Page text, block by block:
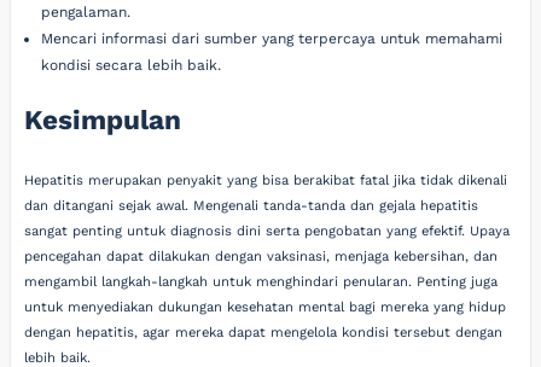
pengalaman.
Mencari informasi dari sumber yang terpercaya untuk memahami
kondisi secara lebih baik.
Kesimpulan
Hepatitis merupakan penyakit yang bisa berakibat fatal jika tidak dikenali
dan ditangani sejak awal. Mengenali tanda-tanda dan gejala hepatitis
sangat penting untuk diagnosis dini serta pengobatan yang efektif. Upaya
pencegahan dapat dilakukan dengan vaksinasi, menjaga kebersihan, dan
mengambil langkah-langkah untuk menghindari penularan. Penting juga
untuk menyediakan dukungan kesehatan mental bagi mereka yang hidup
dengan hepatitis, agar mereka dapat mengelola kondisi tersebut dengan
lebih baik.